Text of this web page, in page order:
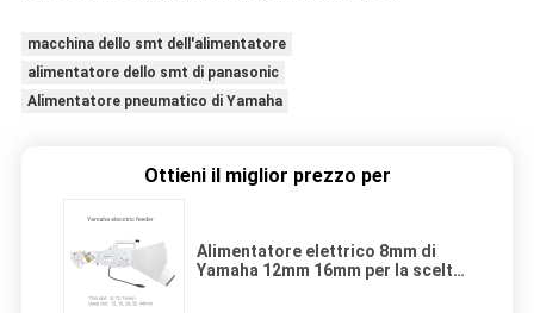
macchina dello smt dell'alimentatore
alimentatore dello smt di panasonic
Alimentatore pneumatico di Yamaha
Ottieni il miglior prezzo per
Alimentatore elettrico 8mm di
Yamaha 12mm 16mm per la scelta